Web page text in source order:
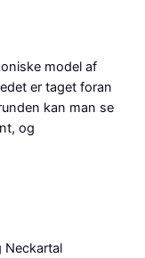
model af
er taget foran
kan man se
og
Neckartal